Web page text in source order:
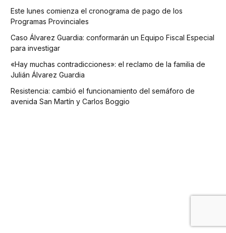
Este lunes comienza el cronograma de pago de los
Programas Provinciales
Caso Álvarez Guardia: conformarán un Equipo Fiscal Especial
para investigar
«Hay muchas contradicciones»: el reclamo de la familia de
Julián Álvarez Guardia
Resistencia: cambió el funcionamiento del semáforo de
avenida San Martín y Carlos Boggio